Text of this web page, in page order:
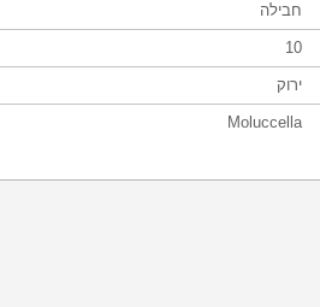
חבילה
10
ירוק
Moluccella